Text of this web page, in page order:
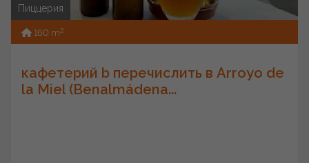
Пиццерия
160 m2
кафетерий b перечислить в Arroyo de
la Miel (Benalmádena...